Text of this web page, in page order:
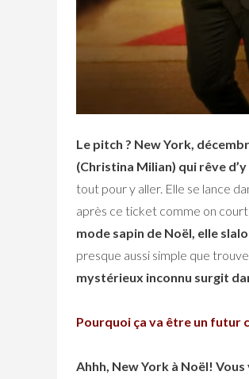
Le pitch ? New York,
(Christina Milian) qui rêve
tout pour y aller. Elle se lance
après ce ticket comme on
mode sapin de Noël, elle
presque aussi simple que
mystérieux inconnu surgit
Pourquoi ça va être un futur
Ahhh, New York à Noël!